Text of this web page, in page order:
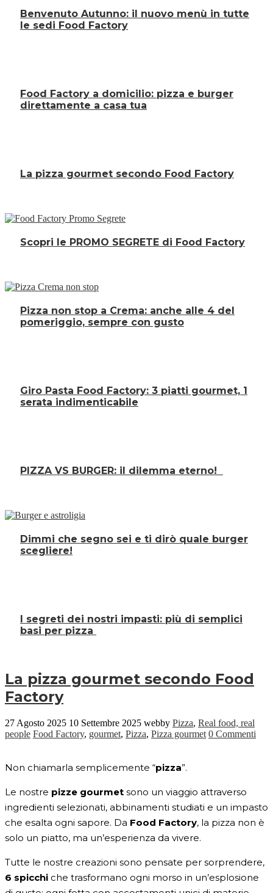
Benvenuto Autunno: il nuovo menù in tutte
le sedi Food Factory
Food Factory a domicilio: pizza e burger
direttamente a casa tua
La pizza gourmet secondo Food Factory
Scopri le PROMO SEGRETE di Food Factory
Pizza non stop a Crema: anche alle 4 del
pomeriggio, sempre con gusto
Giro Pasta Food Factory: 3 piatti gourmet, 1
serata indimenticabile
PIZZA VS BURGER: il dilemma eterno!
Dimmi che segno sei e ti dirò quale burger
scegliere!
I segreti dei nostri impasti: più di semplici
basi per pizza
La pizza gourmet secondo Food
Factory
27 Agosto 2025 10 Settembre 2025 webby Pizza, Real food, real
people Food Factory, gourmet, Pizza, Pizza gourmet 0 Commenti
Non chiamarla semplicemente “pizza”.
Le nostre pizze gourmet sono un viaggio attraverso
ingredienti selezionati, abbinamenti studiati e un impasto
che esalta ogni sapore. Da Food Factory, la pizza non è
solo un piatto, ma un’esperienza da vivere.
Tutte le nostre creazioni sono pensate per sorprendere,
6 spicchi che trasformano ogni morso in un’esplosione